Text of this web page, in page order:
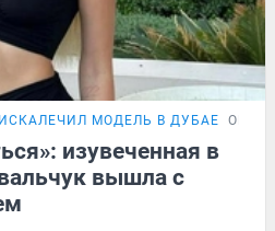
МОДЕЛЬ В ДУБАЕ ОБЗОР
изувеченная в
вышла с